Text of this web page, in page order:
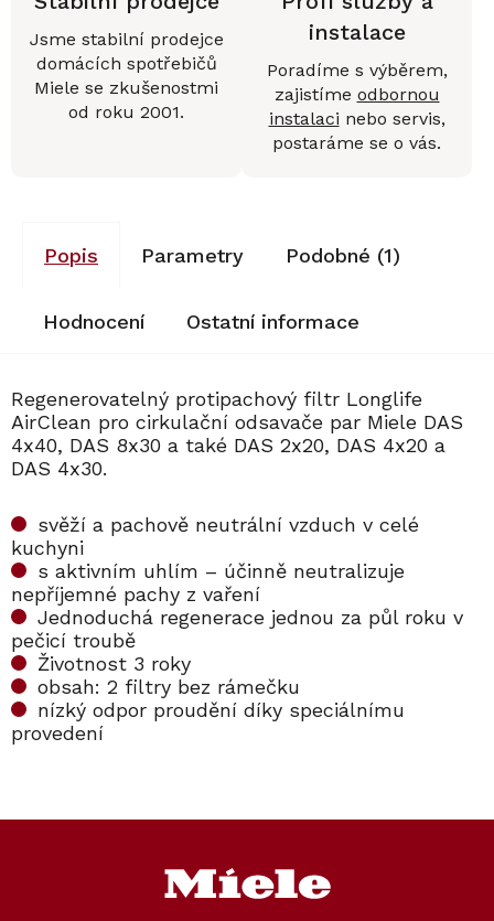
Jsme stabilní prodejce
domácích spotřebičů
Miele se zkušenostmi
od roku 2001.
instalace
Poradíme s výběrem,
zajistíme odbornou
instalaci nebo servis,
postaráme se o vás.
Popis Parametry Podobné (1)
Hodnocení Ostatní informace
Regenerovatelný protipachový filtr Longlife
AirClean pro cirkulační odsavače par Miele DAS
4x40, DAS 8x30 a také DAS 2x20, DAS 4x20 a
DAS 4x30.
svěží a pachově neutrální vzduch v celé
kuchyni
s aktivním uhlím – účinně neutralizuje
nepříjemné pachy z vaření
Jednoduchá regenerace jednou za půl roku v
pečicí troubě
Životnost 3 roky
obsah: 2 filtry bez rámečku
nízký odpor proudění díky speciálnímu
provedení